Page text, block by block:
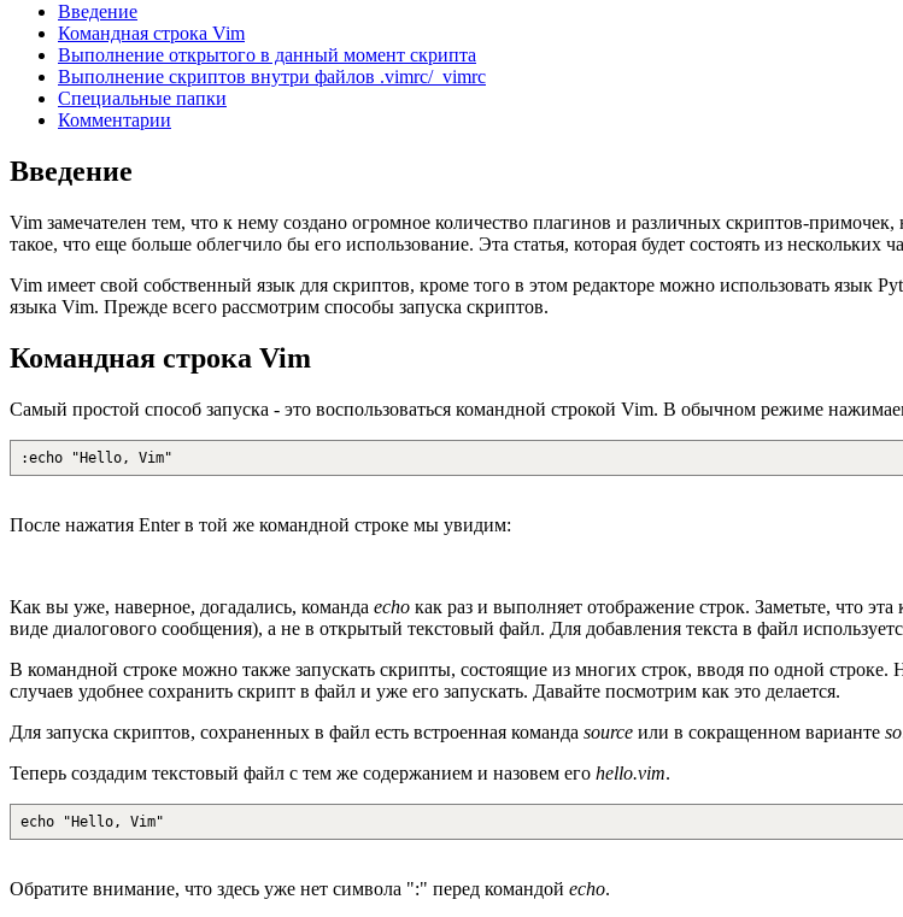
Введение
Командная строка Vim
Выполнение открытого в данный момент скрипта
Выполнение скриптов внутри файлов .vimrc/_vimrc
Специальные папки
Комментарии
Введение
Vim замечателен тем, что к нему создано огромное количество плагинов и различных скриптов-
такое, что еще больше облегчило бы его использование. Эта статья, которая будет состоять из
Vim имеет свой собственный язык для скриптов, кроме того в этом редакторе можно использовать язык
языка Vim. Прежде всего рассмотрим способы запуска скриптов.
Командная строка Vim
Самый простой способ запуска - это воспользоваться командной строкой Vim. В обычном режиме
:echo "Hello, Vim"
После нажатия Enter в той же командной строке мы увидим:
Как вы уже, наверное, догадались, команда echo как раз и выполняет отображение строк. Заметьте, что
виде диалогового сообщения), а не в открытый текстовый файл. Для добавления текста в файл
В командной строке можно также запускать скрипты, состоящие из многих строк, вводя по одной
случаев удобнее сохранить скрипт в файл и уже его запускать. Давайте посмотрим как это делается.
Для запуска скриптов, сохраненных в файл есть встроенная команда source или в сокращенном варианте so
Теперь создадим текстовый файл с тем же содержанием и назовем его hello.vim.
echo "Hello, Vim"
Обратите внимание, что здесь уже нет символа ":" перед командой echo.